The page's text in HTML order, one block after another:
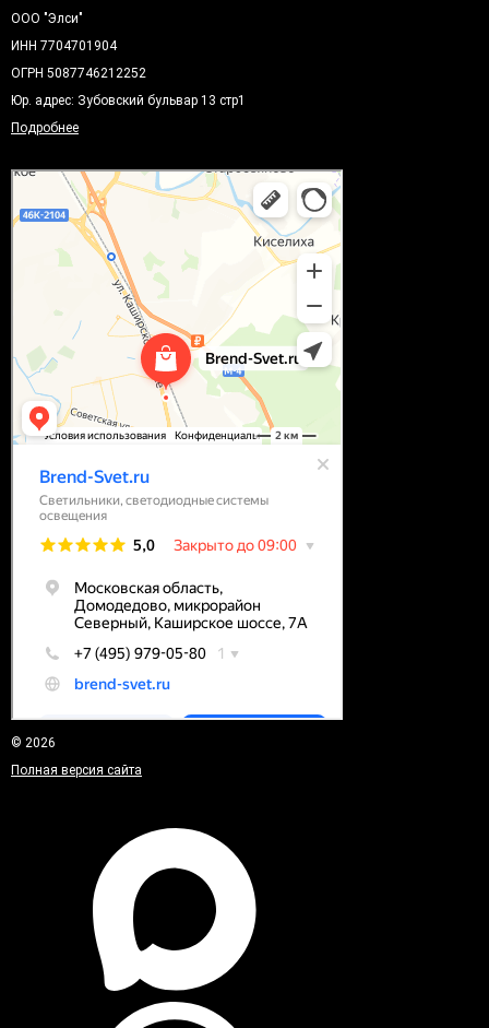
ООО "Элси"
ИНН 7704701904
ОГРН 5087746212252
Юр. адрес: Зубовский бульвар 13 стр1
Подробнее
© 2026
Полная версия сайта